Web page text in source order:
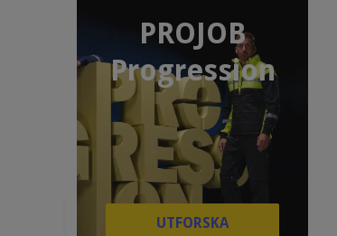
PROJOB
Progression
UTFORSKA